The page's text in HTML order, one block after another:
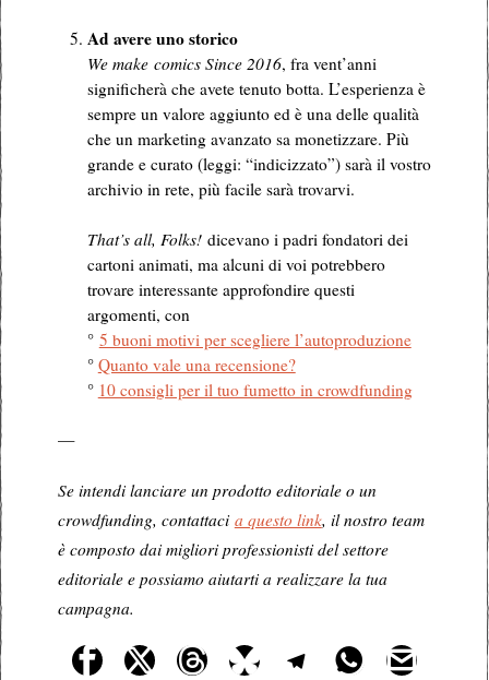
Ad avere uno storico
We make comics Since 2016, fra vent’anni
significherà che avete tenuto botta. L’esperienza è
sempre un valore aggiunto ed è una delle qualità
che un marketing avanzato sa monetizzare. Più
grande e curato (leggi: “indicizzato”) sarà il vostro
archivio in rete, più facile sarà trovarvi.
That’s all, Folks!dicevano i padri fondatori dei
cartoni animati, ma alcuni di voi potrebbero
trovare interessante approfondire questi
argomenti, con
° 5 buoni motivi per scegliere l’autoproduzione
° Quanto vale una recensione?
° 10 consigli per il tuo fumetto in crowdfunding
—
Se intendi lanciare un prodotto editoriale o un
crowdfunding, contattaci a questo link, il nostro team
è composto dai migliori professionisti del settore
editoriale e possiamo aiutarti a realizzare la tua
campagna.